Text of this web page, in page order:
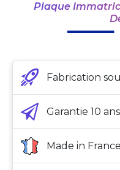
Plaque
Fabrication
Garantie 10 ans
Made in France